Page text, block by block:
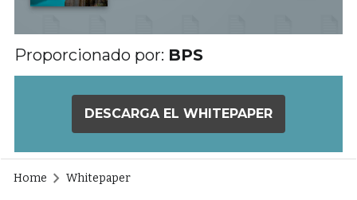
Proporcionado por: BPS
DESCARGA EL WHITEPAPER
Home Whitepaper